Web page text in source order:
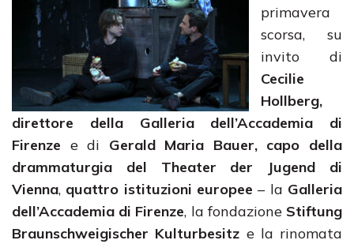
primavera
scorsa, su
invito di
Cecilie
Hollberg,
direttore della Galleria dell’Accademia di
Firenze e di Gerald Maria Bauer, capo della
drammaturgia del Theater der Jugend di
Vienna, quattro istituzioni europee – la Galleria
dell’Accademia di Firenze, la fondazione Stiftung
Braunschweigischer Kulturbesitz e la rinomata